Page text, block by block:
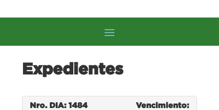
Expedientes
Nro. DIA: 1484 Vencimiento: